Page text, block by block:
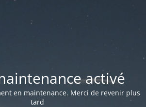
activé
en maintenance. Merci de revenir plus
tard